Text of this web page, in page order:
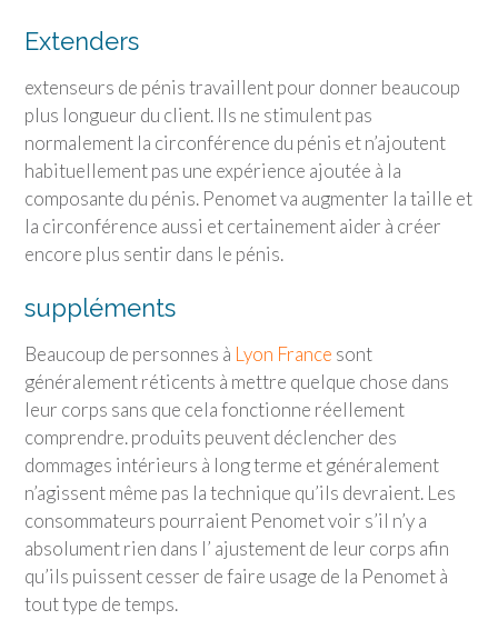
Extenders
extenseurs de pénis travaillent pour donner beaucoup
plus longueur du client. Ils ne stimulent pas
normalement la circonférence du pénis et n’ajoutent
habituellement pas une expérience ajoutée à la
composante du pénis. Penomet va augmenter la taille et
la circonférence aussi et certainement aider à créer
encore plus sentir dans le pénis.
suppléments
Beaucoup de personnes à Lyon France sont
généralement réticents à mettre quelque chose dans
leur corps sans que cela fonctionne réellement
comprendre. produits peuvent déclencher des
dommages intérieurs à long terme et généralement
n’agissent même pas la technique qu’ils devraient. Les
consommateurs pourraient Penomet voir s’il n’y a
absolument rien dans l’ ajustement de leur corps afin
qu’ils puissent cesser de faire usage de la Penomet à
tout type de temps.